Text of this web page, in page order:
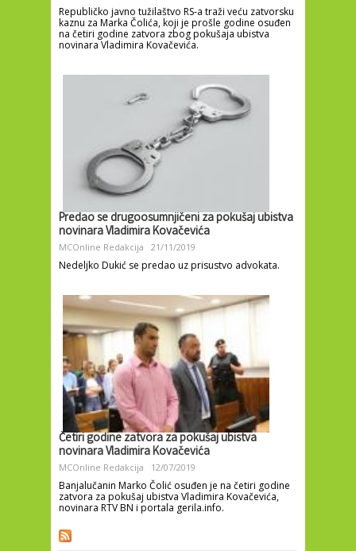
Republičko javno tužilaštvo RS-a traži veću zatvorsku
kaznu za Marka Čolića, koji je prošle godine osuđen
na četiri godine zatvora zbog pokušaja ubistva
novinara Vladimira Kovačevića.
Predao se drugoosumnjičeni za pokušaj ubistva
novinara Vladimira Kovačevića
MCOnline Redakcija 21/11/2019
Nedeljko Dukić se predao uz prisustvo advokata.
Četiri godine zatvora za pokušaj ubistva
novinara Vladimira Kovačevića
MCOnline Redakcija 12/07/2019
Banjalučanin Marko Čolić osuđen je na četiri godine
zatvora za pokušaj ubistva Vladimira Kovačevića,
novinara RTV BN i portala gerila.info.